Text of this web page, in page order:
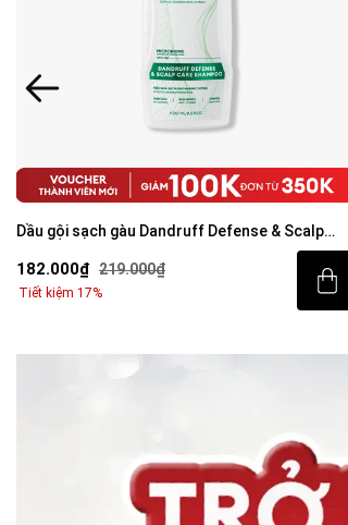
Dầu gội sạch gàu Dandruff Defense & Scalp
182.000₫ 219.000₫
Tiết kiệm 17%